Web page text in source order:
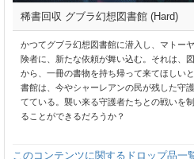
稀書回収 グブラ幻想図書館 (Hard)
かつてグブラ幻想図書館に潜入し、マトー
険者に、新たな依頼が舞い込む。それは、
から、一冊の書物を持ち帰って来てほしい
書館は、今やシャーレアンの民が残した守
てている。襲い来る守護者たちとの戦いを
ることができるだろうか？
このコンテンツに関するドロップ品一